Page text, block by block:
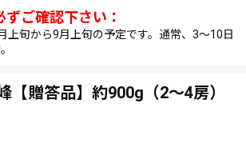
上旬から9月上旬の予定です。通常、3～10日
【贈答品】約900g（2～4房）